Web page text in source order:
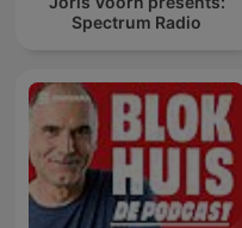
Spectrum Radio